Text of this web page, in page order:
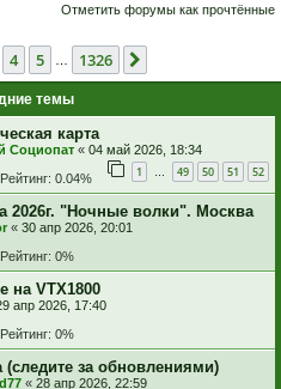
к
Отметить форумы как прочтённые
из 1326
4 5 1326
темы
карта
Социопат « 04 май 2026, 18:34
1 … 49 50 51 52
Рейтинг: 0.04%
2026г. "Ночные волки". Москва
« 30 апр 2026, 20:01
Рейтинг: 0%
на VTX1800
апр 2026, 17:40
Рейтинг: 0%
(следите за обновлениями)
« 28 апр 2026, 22:59